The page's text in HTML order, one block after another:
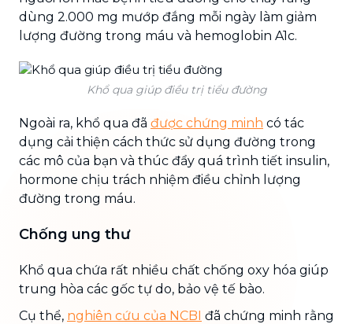
dùng 2.000 mg mướp đắng mỗi ngày làm giảm
lượng đường trong máu và hemoglobin A1c.
Khổ qua giúp điều trị tiểu đường
Ngoài ra, khổ qua đã được chứng minh có tác
dụng cải thiện cách thức sử dụng đường trong
các mô của bạn và thúc đẩy quá trình tiết insulin,
hormone chịu trách nhiệm điều chỉnh lượng
đường trong máu.
Chống ung thư
Khổ qua chứa rất nhiều chất chống oxy hóa giúp
trung hòa các gốc tự do, bảo vệ tế bào.
Cụ thể, nghiên cứu của NCBI đã chứng minh rằng